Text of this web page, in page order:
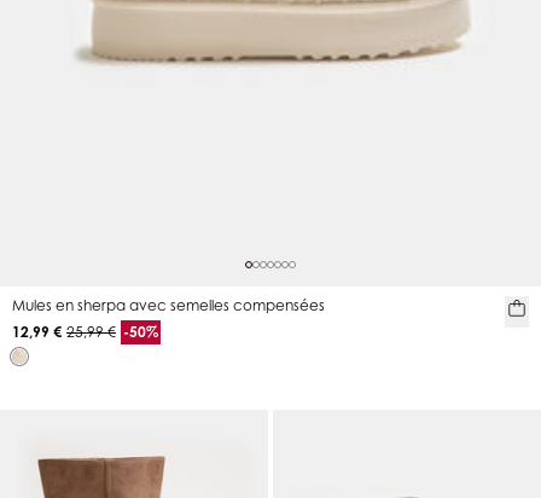
Mules en sherpa avec semelles compensées
12,99 € 25,99 € -50%